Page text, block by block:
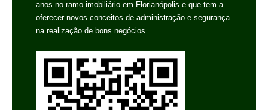
anos no ramo imobiliário em Florianópolis e que tem a
oferecer novos conceitos de administração e segurança
na realização de bons negócios.